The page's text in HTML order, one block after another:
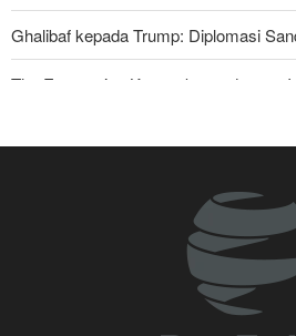
Ghalibaf kepada Trump: Diplomasi
The Economist: Kesepakatan dengan
Krisis Militer Israel; Kelelahan Fisik
Yahya Saree: Kami Hancurkan Posisi
dengan Rudal Balistik dan Drone